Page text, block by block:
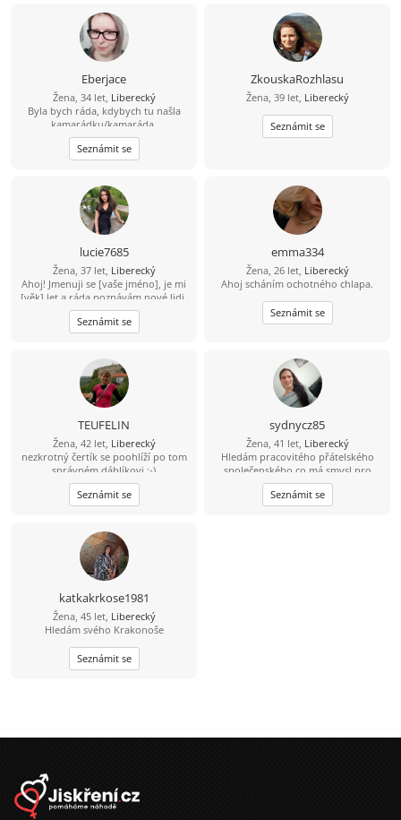
Eberjace
Žena, 34 let, Liberecký
Byla bych ráda, kdybych tu našla
kamarádku/kamaráda.
Seznámit se
ZkouskaRozhlasu
Žena, 39 let, Liberecký
Seznámit se
lucie7685
Žena, 37 let, Liberecký
Ahoj! Jmenuji se [vaše jméno], je mi
[věk] let a ráda poznávám nové lidi.
Jsem přátelská, otevřená a upřímná,
miluji cestování, přírodu a dobré
jídlo. Ve volném čase ráda čtu,
procházku. Hledám někoho, kdo je
upřímný, veselý a má smysl pro
humor. Pokud máš zájem se poznat,
neváhej mě kontaktovat!
Seznámit se
emma334
Žena, 26 let, Liberecký
Ahoj scháním ochotného chlapa.
Seznámit se
TEUFELIN
Žena, 42 let, Liberecký
nezkrotný čertík se poohlíží po tom
správném dáblíkovi :-)
Seznámit se
sydnycz85
Žena, 41 let, Liberecký
Hledám pracovitého přátelského
společenského co má smysl pro
humor a má rád děti
Seznámit se
katkakrkose1981
Žena, 45 let, Liberecký
Hledám svého Krakonoše
Seznámit se